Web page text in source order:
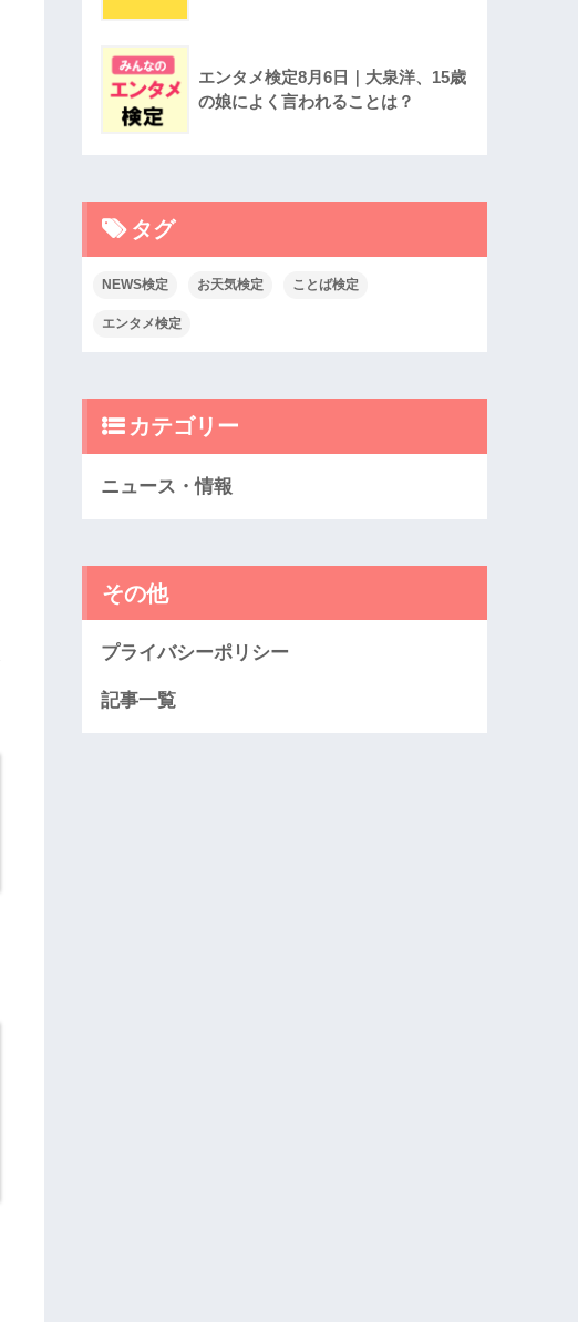
エンタメ検定8月6日｜大泉洋、15歳
の娘によく言われることは？
タグ
NEWS検定 お天気検定 ことば検定
エンタメ検定
カテゴリー
ニュース・情報
その他
プライバシーポリシー
記事一覧